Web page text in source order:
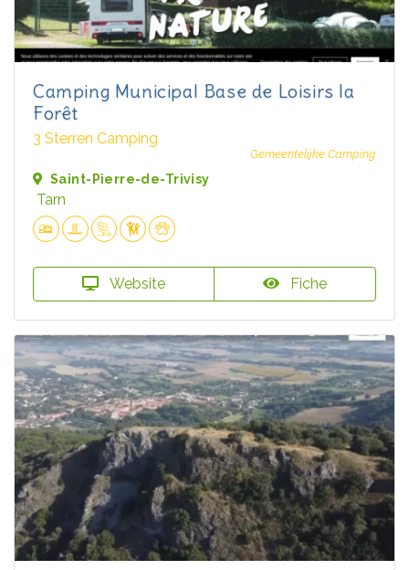
Camping Municipal Base de Loisirs la
Forêt
3 Sterren Camping
Gemeentelijke Camping
Saint-Pierre-de-Trivisy
Tarn
Website Fiche